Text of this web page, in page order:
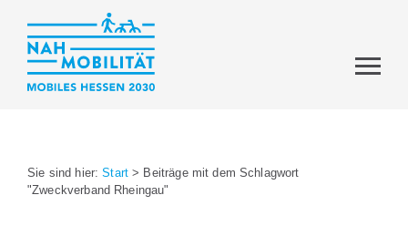
Sie sind hier:Start > Beiträge mit dem Schlagwort
"Zweckverband Rheingau"